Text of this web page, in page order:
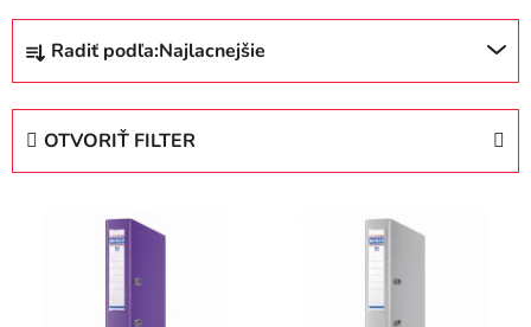
R
d
Radiť podľa:Najlacnejšie
OTVORIŤ FILTER